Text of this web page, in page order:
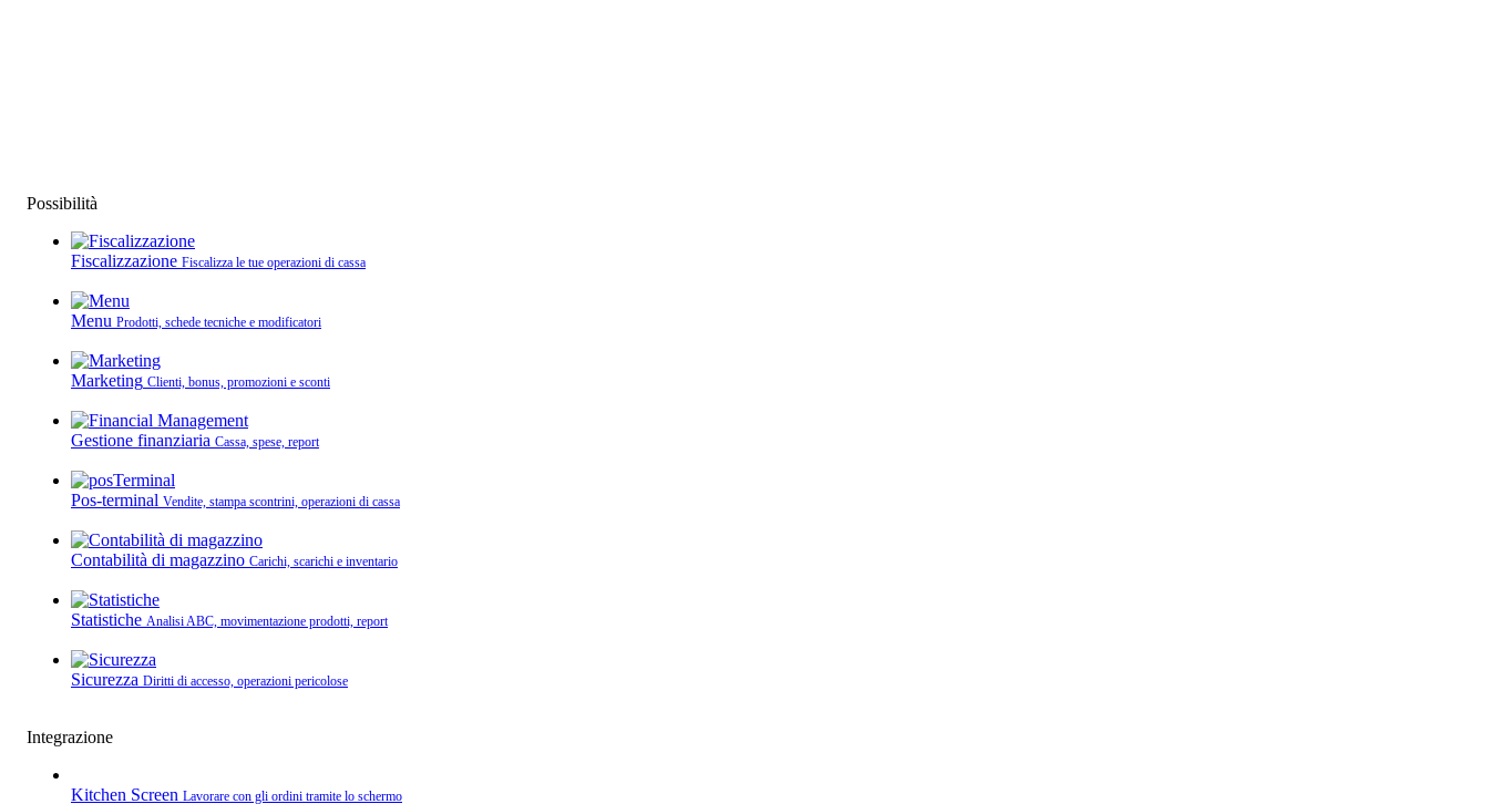
Possibilità
Fiscalizzazione Fiscalizza le tue operazioni di cassa
Menu Prodotti, schede tecniche e modificatori
Marketing Clienti, bonus, promozioni e sconti
Gestione finanziaria Cassa, spese, report
Pos-terminal Vendite, stampa scontrini, operazioni di cassa
Contabilità di magazzino Carichi, scarichi e inventario
Statistiche Analisi ABC, movimentazione prodotti, report
Sicurezza Diritti di accesso, operazioni pericolose
Integrazione
Kitchen Screen Lavorare con gli ordini tramite lo schermo